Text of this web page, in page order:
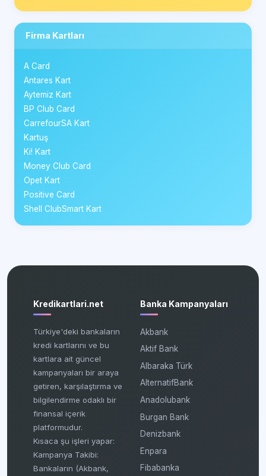
Firma Kartları
A Card
Antares Kart
Aytemiz Kart
BP Club Card
CarrefourSA Kart
Kartuş
Ki! Kart
Money Club Card
Opet Kart
Positive Card
Shell ClubSmart Kart
Kredikartlari.net
Türkiye'deki bankaların
kredi kartlarını ve bu
kartlara ait güncel
kampanyaları bir araya
getiren, karşılaştırma ve
bilgilendirme odaklı bir
finansal içerik
platformudur.
Kısaca şu işleri yapar:
Kampanya Takibi:
Bankaların (Akbank,
Banka Kampanyaları
Akbank
Aktif Bank
Albaraka Türk
AlternatifBank
Anadolubank
Burgan Bank
Denizbank
Enpara
Fibabanka